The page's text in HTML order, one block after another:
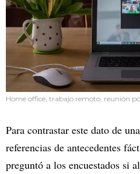
Home office, trabajo remoto, reunión
Para contrastar este dato de
referencias de antecedentes
preguntó a los encuestados si